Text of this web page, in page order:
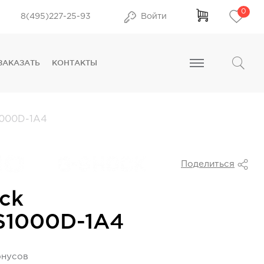
8(495)227-25-93 Войти
0
КОНТАКТЫ
1A4
Поделиться
1A4